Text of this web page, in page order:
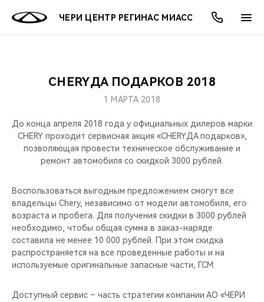
ЧЕРИ ЦЕНТР РЕГИНАС МИАСС
МОДЕЛИ
КРОССОВЕРЫ
СЕДАНЫ
НОВИНКИ
ПОКУПАТЕЛЯМ
КРЕДИТ И СТРАХОВАНИЕ
ВЛАДЕЛЬЦАМ
ЗАПЧАСТИ И АКСЕССУАРЫ
CHERY CONNECT
МИР CHERY
О БРЕНДЕ
ЛЮДИ CHERY
БЛАГОТВОРИТЕЛЬНОСТЬ
CHERY REMOTE
CHERY И СПОРТ
АКЦИИ
ОНЛАЙН СЕРВИСЫ
КРЕДИТ
О КОМПАНИИ
МЫ В СОЦСЕТЯХ
CHERYДА ПОДАРКОВ 2018
1 МАРТА 2018
До конца апреля 2018 года у официальных дилеров марки
CHERY проходит сервисная акция «CHERYДА подарков»,
позволяющая провести техническое обслуживание и
ремонт автомобиля со скидкой 3000 рублей.
Воспользоваться выгодным предложением смогут все
владельцы Chery, независимо от модели автомобиля, его
возраста и пробега. Для получения скидки в 3000 рублей
необходимо, чтобы общая сумма в заказ-наряде
составила не менее 10 000 рублей. При этом скидка
распространяется на все проведенные работы и на
используемые оригинальные запасные части, ГСМ.
Доступный сервис – часть стратегии компании АО «ЧЕРИ